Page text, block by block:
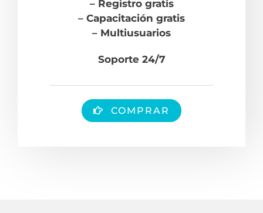
– Registro gratis
– Capacitación gratis
– Multiusuarios
Soporte 24/7
COMPRAR